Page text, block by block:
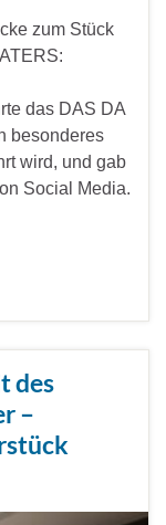
zum Stück
das DAS DA
besonderes
wird, und gab
Social Media.
des
–